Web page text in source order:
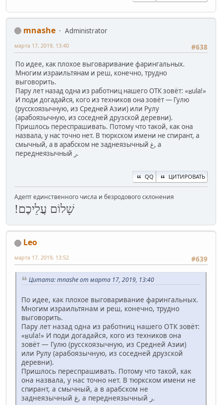
mnashe
Administrator
#638
марта 17, 2019, 13:40
По идее, как плохое выговаривание фарингальных.
Многим израильтянам и реш, конечно, трудно
выговорить.
Пару лет назад одна из работниц нашего ОТК зовёт: «ʁula!»
И поди догадайся, кого из техников она зовёт — Гулю
(русскоязычную, из Средней Азии) или Рулу
(арабоязычную, из соседней друзской деревни).
Пришлось переспрашивать. Потому что такой, как она
назвала, у нас точно нет. В тюркском имени не спирант, а
смычный, а в арабском не заднеязычный غ, а
переднеязычный ر.
QQ ЦИТИРОВАТЬ
Адепт единственного числа и безродового склонения
שָׁלוֹם עֲלֵיכֶם!
Leo
#639
марта 17, 2019, 13:52
Цитата: mnashe от марта 17, 2019, 13:40
По идее, как плохое выговаривание фарингальных.
Многим израильтянам и реш, конечно, трудно
выговорить.
Пару лет назад одна из работниц нашего ОТК зовёт:
«ʁula!» И поди догадайся, кого из техников она
зовёт — Гулю (русскоязычную, из Средней Азии)
или Рулу (арабоязычную, из соседней друзской
деревни).
Пришлось переспрашивать. Потому что такой, как
она назвала, у нас точно нет. В тюркском имени не
спирант, а смычный, а в арабском не
заднеязычный غ, а переднеязычный ر.